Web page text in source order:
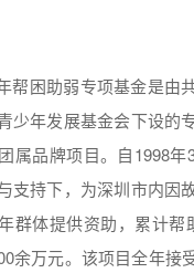
帮困助弱专项基金是由
少年发展基金会下设的
属品牌项目。自1998年
支持下，为深圳市内因
群体提供资助，累计帮
余万元。该项目全年接